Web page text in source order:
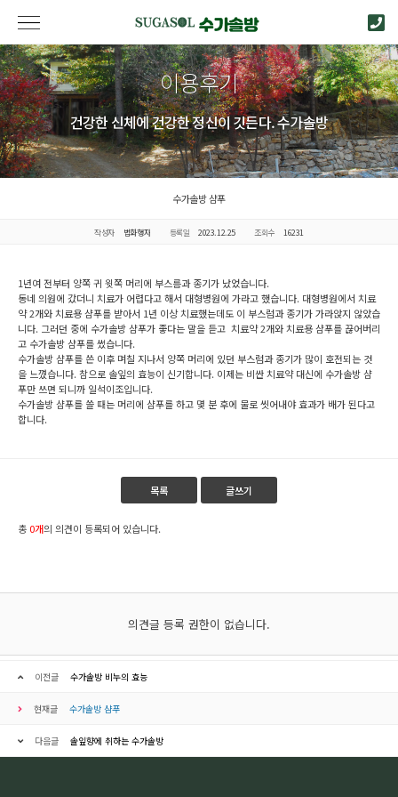
이용후기
건강한 신체에 건강한 정신이 깃든다. 수가솔방
수가솔방 샴푸
작성자 법화행자 등록일 2023.12.25 조회수 16231
1년여 전부터 양쪽 귀 윗쪽 머리에 부스름과 종기가 났었습니다.
동네 의원에 갔더니 치료가 어렵다고 해서 대형병원에 가라고 했습니다. 대형병원에서 치료
약 2개와 치료용 샴푸를 받아서 1년 이상 치료했는데도 이 부스럼과 종기가 가라앉지 않았습
니다. 그러던 중에 수가솔방 샴푸가 좋다는 말을 듣고 치료약 2개와 치료용 샴푸를 끊어버리
고 수가솔방 샴푸를 썼습니다.
수가솔방 샴푸를 쓴 이후 며칠 지나서 양쪽 머리에 있던 부스럼과 종기가 많이 호전되는 것
을 느꼈습니다. 참으로 솔잎의 효능이 신기합니다. 이제는 비싼 치료약 대신에 수가솔방 샴
푸만 쓰면 되니까 일석이조입니다.
수가솔방 샴푸를 쓸 때는 머리에 샴푸를 하고 몇 분 후에 물로 씻어내야 효과가 배가 된다고
합니다.
목록 글쓰기
총 0개의 의견이 등록되어 있습니다.
의견글 등록 권한이 없습니다.
이전글 수가솔방 비누의 효능
현재글 수가솔방 샴푸
다음글 솔잎향에 취하는 수가솔방